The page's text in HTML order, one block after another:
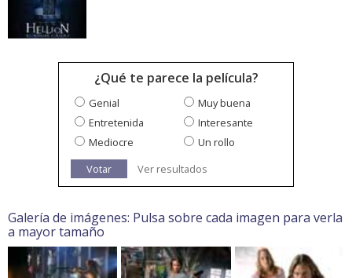
¿Qué te parece la película?
Genial
Muy buena
Entretenida
Interesante
Mediocre
Un rollo
Votar
Ver resultados
Galería de imágenes: Pulsa sobre cada imagen para verla
a mayor tamaño